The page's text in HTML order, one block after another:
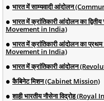
भारत में साम्यवादी आंदोलन
भारत में क्रांतिकारी आंदोलन का
Movement in India)
भारत में क्रांतिकारी आंदोलन का
Movement in India)
भारत में क्रांतिकारी आंदोलन
कैबिनेट मिशन (Cabinet Mission)
शाही भारतीय नौसेना विद्रोह